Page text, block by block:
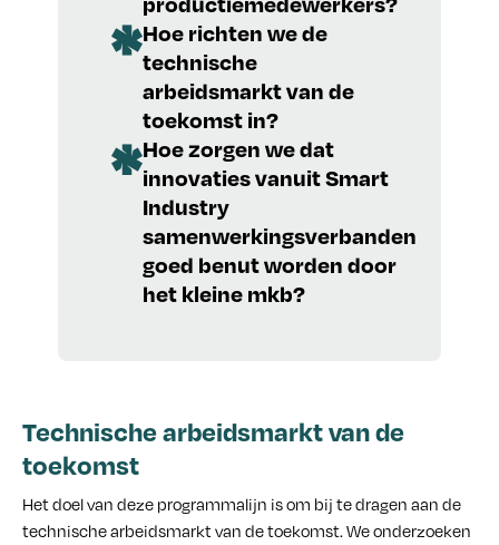
Hoe richten we de
technische
arbeidsmarkt van de
toekomst in?
Hoe zorgen we dat
innovaties vanuit Smart
Industry
samenwerkingsverbanden
goed benut worden door
het kleine mkb?
Technische arbeidsmarkt van de
toekomst
Het doel van deze programmalijn is om bij te dragen aan de
technische arbeidsmarkt van de toekomst. We onderzoeken